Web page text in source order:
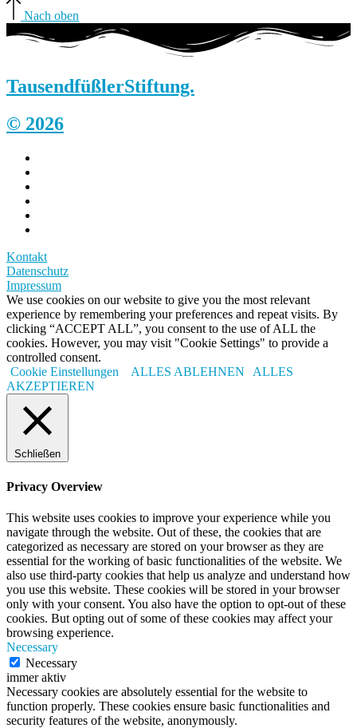
Nach oben
TausendfüßlerStiftung.
© 2026
Kontakt
Datenschutz
Impressum
We use cookies on our website to give you the most relevant
experience by remembering your preferences and repeat visits. By
clicking “ACCEPT ALL”, you consent to the use of ALL the
cookies. However, you may visit "Cookie Settings" to provide a
controlled consent.
Cookie Einstellungen
ALLES ABLEHNEN
ALLES
AKZEPTIEREN
Schließen
Privacy Overview
This website uses cookies to improve your experience while you
navigate through the website. Out of these, the cookies that are
categorized as necessary are stored on your browser as they are
essential for the working of basic functionalities of the website. We
also use third-party cookies that help us analyze and understand how
you use this website. These cookies will be stored in your browser
only with your consent. You also have the option to opt-out of these
cookies. But opting out of some of these cookies may affect your
browsing experience.
Necessary
Necessary
immer aktiv
Necessary cookies are absolutely essential for the website to
function properly. These cookies ensure basic functionalities and
security features of the website, anonymously.